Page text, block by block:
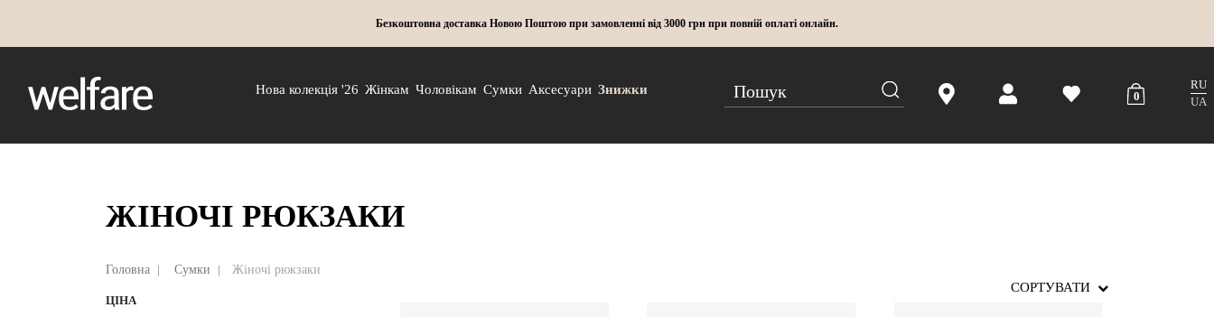
Безкоштовна доставка Новою Поштою при замовленні від 3000 грн при повній оплаті онлайн.
Нова колекція '26 Жінкам Чоловікам Сумки Аксесуари Знижки 0
RU
UA
ЖІНОЧІ РЮКЗАКИ
Головна Сумки Жіночі рюкзаки
ЦІНА
СОРТУВАТИ